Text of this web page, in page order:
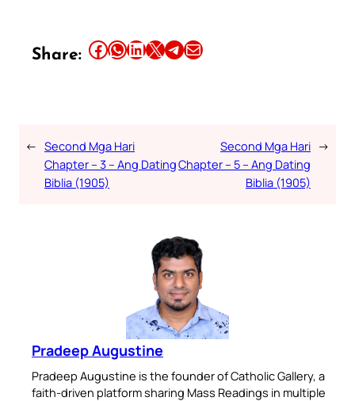
Share: Share this article on Facebook Share this article on WhatsApp Share this article on LinkedIn Share this article on X Share this article on TelegramEmail this Article
← Second Mga Hari
Chapter – 3 – Ang Dating
Biblia (1905)
Second Mga Hari
Chapter – 5 – Ang Dating
Biblia (1905)
→
Pradeep Augustine
Pradeep Augustine is the founder of Catholic Gallery, a
faith-driven platform sharing Mass Readings in multiple